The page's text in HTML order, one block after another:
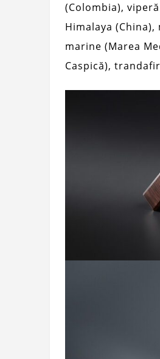
(Colombia),
Himalaya
marine (Marea
Caspică),